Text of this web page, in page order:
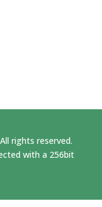
All rights reserved.
with a 256bit